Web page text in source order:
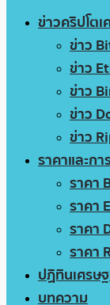
ข่าวคริปโตเ
ข่าว
ข่าว
ข่าว
ข่าว
ข่าว
ราคาและกา
ราคา
ราคา
ราคา
ราคา
ปฏิทินเศรษ
บทความ